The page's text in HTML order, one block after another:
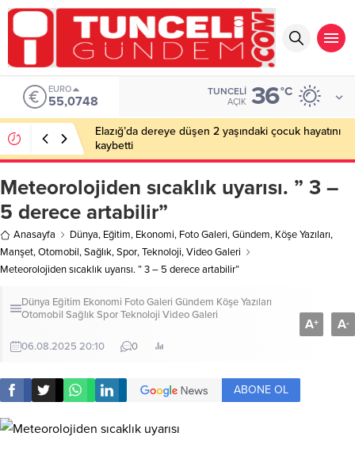
EURO
55,0748
TUNCELI
AÇIK 36°C
Elazığ’da dereye düşen 2 yaşındaki çocuk hayatını
kaybetti
Meteorolojiden sıcaklık uyarısı. ” 3 –
5 derece artabilir”
Anasayfa Dünya, Eğitim, Ekonomi, Foto Galeri,Gündem, Köşe Yazıları,
Manşet,Otomobil,Sağlık,Spor,Teknoloji,Video Galeri
Meteorolojiden sıcaklık uyarısı. ” 3 – 5 derece artabilir”
Dünya Eğitim Ekonomi Foto Galeri Gündem Köşe Yazıları
Otomobil SağlıkSporTeknoloji Video Galeri
06.08.2025 20:10 0
A+ A-
ABONE OL